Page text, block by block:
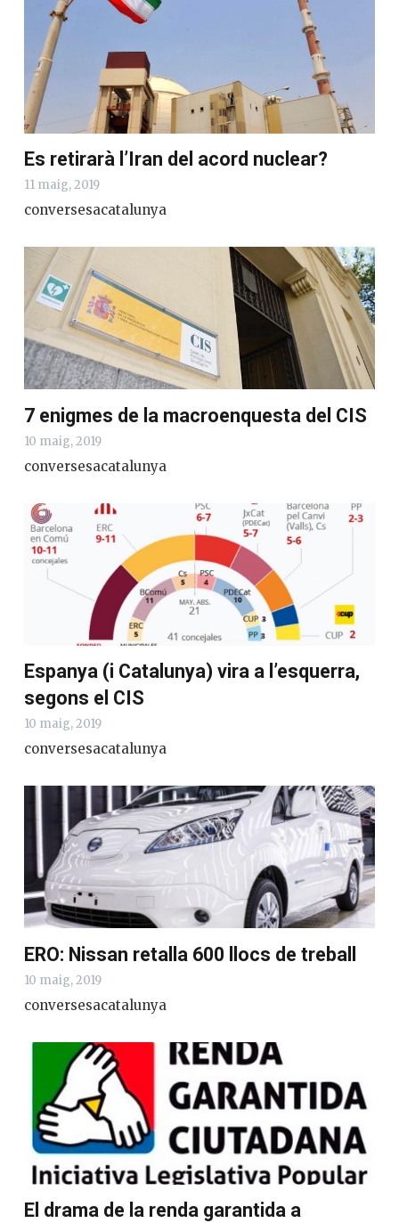
Es retirarà l’Iran del acord nuclear?
11 maig, 2019
conversesacatalunya
7 enigmes de la macroenquesta del CIS
10 maig, 2019
conversesacatalunya
Espanya (i Catalunya) vira a l’esquerra,
segons el CIS
10 maig, 2019
conversesacatalunya
ERO: Nissan retalla 600 llocs de treball
10 maig, 2019
conversesacatalunya
El drama de la renda garantida a